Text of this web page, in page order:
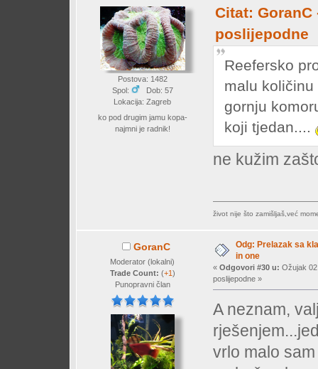
Postova: 1482
Spol:
Dob: 57
Lokacija: Zagreb
ko pod drugim jamu kopa-
najmni je radnik!
Citat: GoranC
poslijepodne
Reefersko
malu
gornju
koji tjedan....
ne kužim
život nije što zamišljaš,već
GoranC
Moderator (lokalni)
Trade Count: (+1)
Punopravni član
Odg: Prelazak sa
in one
« Odgovori #30 u: Ožujak
poslijepodne »
A neznam,
vrlo malo